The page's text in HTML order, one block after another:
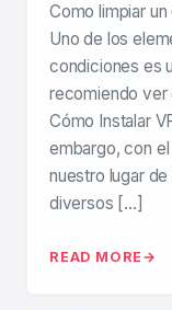
Como limpiar
Uno de los
condiciones es
recomiendo ver
Cómo Instalar
embargo, con
nuestro lugar
diversos […]
READ MORE